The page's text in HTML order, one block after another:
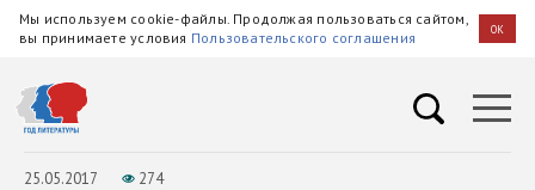
Мы используем cookie-файлы. Продолжая пользоваться сайтом,
вы принимаете условия Пользовательского соглашения OK
25.05.2017 274